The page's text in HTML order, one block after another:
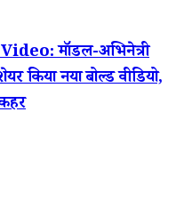
मॉडल-अभिनेत्री
किया नया बोल्ड वीडियो,